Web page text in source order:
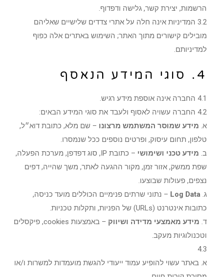
הרשמות, יצירת קשר, גלישה ודפדוף.
3.2 המדיניות אינה חלה על אתרי צדדים שלישיים שאליהם
מובילים קישורים מתוך האתר; השימוש באתרים אלה כפוף
למדיניותם.
4. סוגי המידע הנאסף
4.1 החברה אינה אוספת מידע רגיש.
4.2 החברה עשויה לאסוף ולעבד את סוגי המידע הבאים:
א. מידע שמוסר המשתמש מרצונו – שם מלא, כתובת דוא״ל,
טלפון, תחום עיסוק, ופרטים נוספים ככל שנמסרו.
ב. מידע טכני ושימושי
– כתובת IP, סוג דפדפן, מערכת הפעלה,
שפת ממשק, אזור זמן, מקור ההגעה לאתר, משך שהייה, דפים
נצפים, פעולות שבוצעו.
ג. Log Data – נתוני שרתים פנימיים הכוללים מועד כניסה,
כתובות אינטרנט (URLs) של הפניות, ותקלות טכניות.
ד. מידע מאמצעי מדידה ושיווק
– באמצעות cookies, פיקסלים
וטכנולוגיות מעקב.
4.3
א. באתר עשוי להופיע עמוד ייעודי להגשת מועמדות למשרות ו/או